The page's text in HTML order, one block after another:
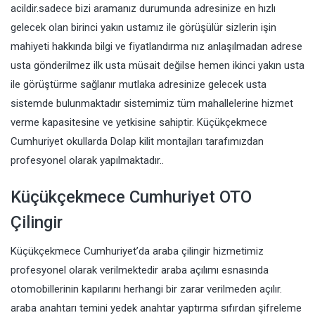
acildir.sadece bizi aramanız durumunda adresinize en hızlı
gelecek olan birinci yakın ustamız ile görüşülür sizlerin işin
mahiyeti hakkında bilgi ve fiyatlandırma nız anlaşılmadan adrese
usta gönderilmez ilk usta müsait değilse hemen ikinci yakın usta
ile görüştürme sağlanır mutlaka adresinize gelecek usta
sistemde bulunmaktadır sistemimiz tüm mahallelerine hizmet
verme kapasitesine ve yetkisine sahiptir. Küçükçekmece
Cumhuriyet okullarda Dolap kilit montajları tarafımızdan
profesyonel olarak yapılmaktadır..
Küçükçekmece Cumhuriyet OTO
Çilingir
Küçükçekmece Cumhuriyet’da araba çilingir hizmetimiz
profesyonel olarak verilmektedir araba açılımı esnasında
otomobillerinin kapılarını herhangi bir zarar verilmeden açılır.
araba anahtarı temini yedek anahtar yaptırma sıfırdan şifreleme